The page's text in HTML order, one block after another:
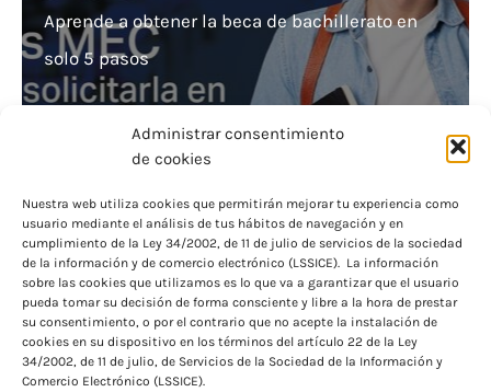
Administrar consentimiento
de cookies
Nuestra web utiliza cookies que permitirán mejorar tu experiencia como
usuario mediante el análisis de tus hábitos de navegación y en
cumplimiento de la Ley 34/2002, de 11 de julio de servicios de la sociedad
de la información y de comercio electrónico (LSSICE). La información
sobre las cookies que utilizamos es lo que va a garantizar que el usuario
pueda tomar su decisión de forma consciente y libre a la hora de prestar
su consentimiento, o por el contrario que no acepte la instalación de
cookies en su dispositivo en los términos del artículo 22 de la Ley
34/2002, de 11 de julio, de Servicios de la Sociedad de la Información y
Comercio Electrónico (LSSICE).
Aprende a obtener la beca de bachillerato en
solo 5 pasos
Becas MEC: ¡Descubre cómo obtener montos
variables al ingresar tu cuantía!